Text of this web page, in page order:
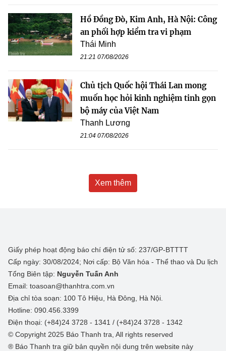
Hồ Đồng Đò, Kim Anh, Hà Nội: Công
an phối hợp kiểm tra vi phạm
Thái Minh
21:21 07/08/2026
Chủ tịch Quốc hội Thái Lan mong
muốn học hỏi kinh nghiệm tinh gọn
bộ máy của Việt Nam
Thanh Lương
21:04 07/08/2026
Xem thêm
Giấy phép hoạt động báo chí điện tử số: 237/GP-BTTTT
Cấp ngày: 30/08/2024; Nơi cấp: Bộ Văn hóa - Thể thao và Du lịch
Tổng Biên tập: Nguyễn Tuấn Anh
Email: toasoan@thanhtra.com.vn
Địa chỉ tòa soạn: 100 Tô Hiệu, Hà Đông, Hà Nội.
Hotline: 090.456.3399
Điện thoại: (+84)24 3728 - 1341 / (+84)24 3728 - 1342
© Copyright 2025 Báo Thanh tra, All rights reserved
® Báo Thanh tra giữ bản quyền nội dung trên website này